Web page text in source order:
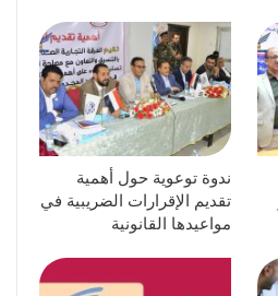
ندوة توعوية حول أهمية
تقديم الإقرارات الضريبية في
مواعيدها القانونية